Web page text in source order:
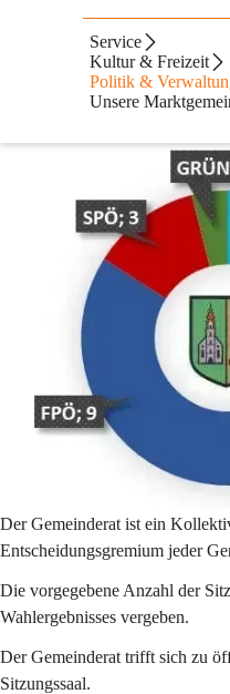
Service
Kultur & Freizeit
Politik &
Unsere
Der Gemeinderat ist ein
Entscheidungsgremium jeder
Die vorgegebene Anzahl der
Wahlergebnisses vergeben.
Der Gemeinderat trifft sich zu
Sitzungssaal.